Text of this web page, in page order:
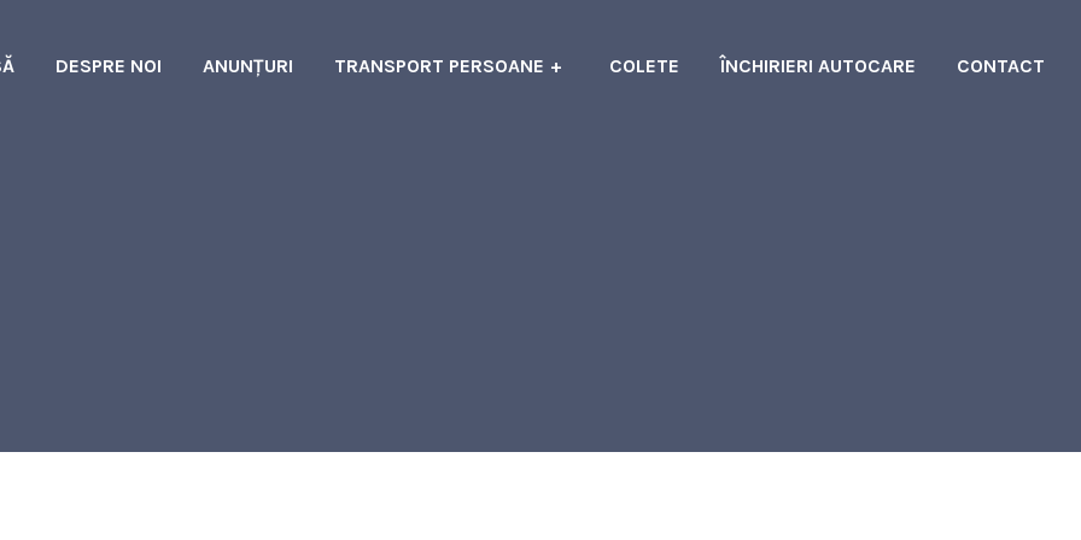
DESPRE NOI ANUNȚURI TRANSPORT PERSOANE COLETE ÎNCHIRIERI AUTOCARE CONTACT